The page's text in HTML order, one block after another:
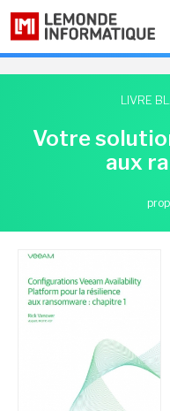
LIVRE
Votre
aux